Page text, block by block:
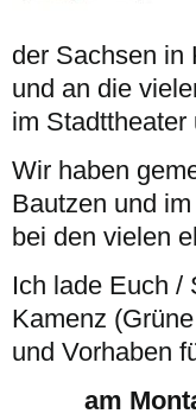
der Sachsen in
und an die
im Stadttheater
Wir haben
Bautzen und
bei den vielen
Ich lade Euch /
Kamenz
und Vorhaben
am